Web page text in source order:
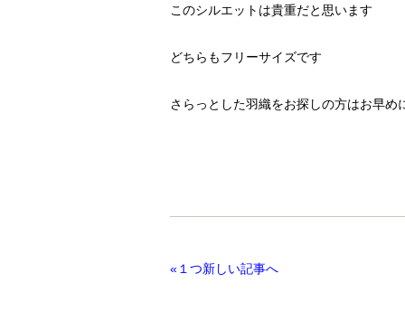
このシルエットは貴重だと思います
どちらもフリーサイズです
さらっとした羽織をお探しの方はお早め
«１つ新しい記事へ